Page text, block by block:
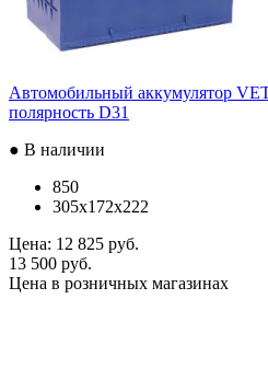
Автомобильный аккумулятор
полярность D31
● В наличии
850
305x172x222
Цена: 12 825 руб.
13 500 руб.
Цена в розничных магазинах